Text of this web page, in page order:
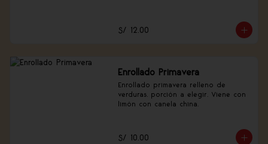
S/ 12.00
Enrollado Primavera
Enrollado primavera relleno de
verduras, porción a elegir. Viene con
limón con canela china.
S/ 10.00